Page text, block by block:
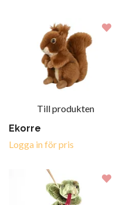
Till produkten
Ekorre
Logga in för pris